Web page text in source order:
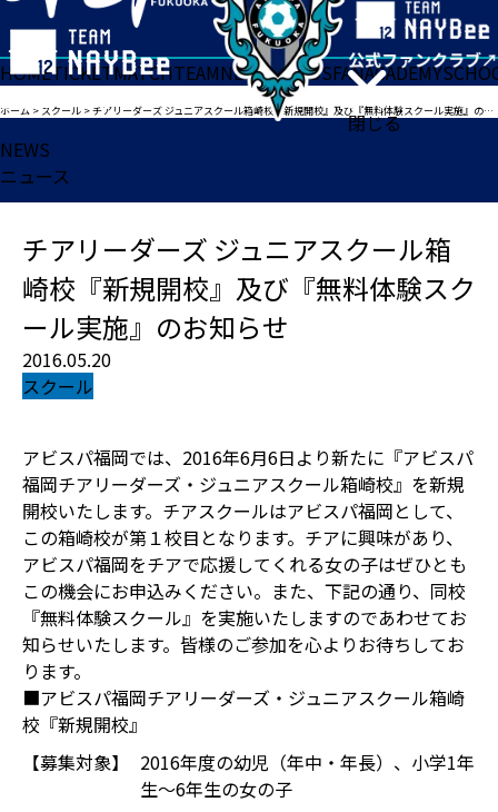
閉じる
HOMETICKETMATCHTEAMNEWSGOODSFANACADEMY
ホーム > スクール >チアリーダーズ ジュニアスクール箱崎校『新規開校』及び『無料体験スクール実施』のお知らせ
NEWS
ニュース
チアリーダーズ ジュニアスクール箱
崎校『新規開校』及び『無料体験スク
ール実施』のお知らせ
2016.05.20
スクール
アビスパ福岡では、2016年6月6日より新たに『アビスパ
福岡チアリーダーズ・ジュニアスクール箱崎校』を新規
開校いたします。チアスクールはアビスパ福岡として、
この箱崎校が第１校目となります。チアに興味があり、
アビスパ福岡をチアで応援してくれる女の子はぜひとも
この機会にお申込みください。また、下記の通り、同校
『無料体験スクール』を実施いたしますのであわせてお
知らせいたします。皆様のご参加を心よりお待ちしてお
ります。
■アビスパ福岡チアリーダーズ・ジュニアスクール箱崎
校『新規開校』
【募集対象】
2016年度の幼児（年中・年長）、小学1年
生～6年生の女の子